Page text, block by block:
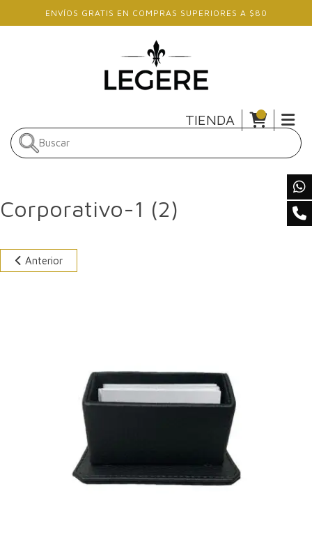
Skip to main content
ENVÍOS GRATIS EN COMPRAS SUPERIORES A $80
TIENDA
Corporativo-1 (2)
Anterior